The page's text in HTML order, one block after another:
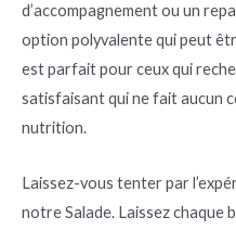
d’accompagnement ou un
option polyvalente qui peut
est parfait pour ceux qui
satisfaisant qui ne fait aucun
nutrition.
Laissez-vous tenter par
notre Salade. Laissez chaque